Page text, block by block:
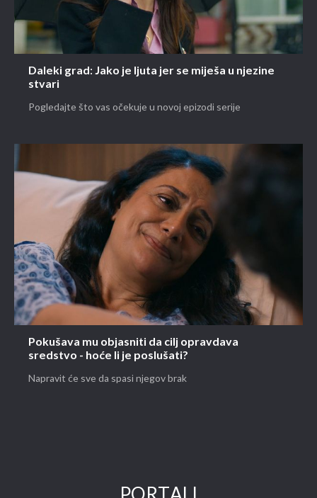
Daleki grad: Jako je ljuta jer se miješa u njezine
stvari
Pogledajte što vas očekuje u novoj epizodi serije
Pokušava mu objasniti da cilj opravdava
sredstvo - hoće li je poslušati?
Napravit će sve da spasi njegov brak